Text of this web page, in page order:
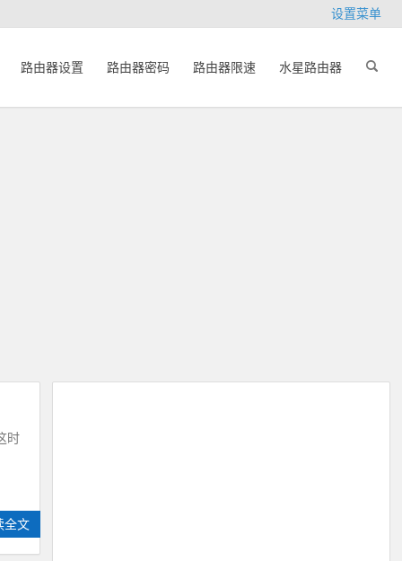
设置菜单
路由器设置 路由器密码 路由器限速 水星路由器
时
全文